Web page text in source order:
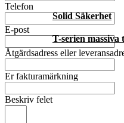
Solid Säkerhet
T-serien
Telefon
E-post
Åtgärdsadress eller
Er fakturamärkning
Beskriv felet